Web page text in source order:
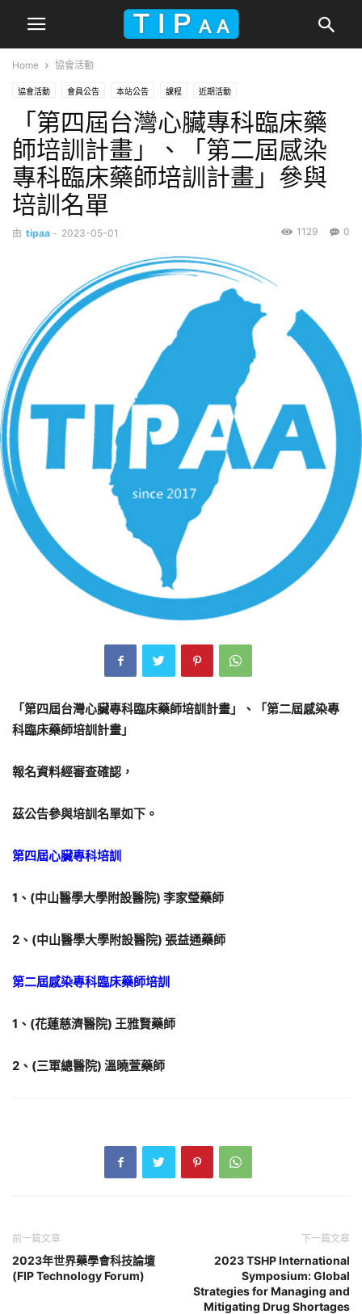
Home 協會活動
協會活動 會員公告 本站公告 課程 近期活動
「第四屆台灣心臟專科臨床藥
師培訓計畫」、「第二屆感染
專科臨床藥師培訓計畫」參與
培訓名單
由 tipaa - 2023-05-01 0
1129
「第四屆台灣心臟專科臨床藥師培訓計畫」、「第二屆感染專
科臨床藥師培訓計畫」
報名資料經審查確認，
茲公告參與培訓名單如下。
第四屆心臟專科培訓
1、(中山醫學大學附設醫院) 李家瑩藥師
2、(中山醫學大學附設醫院) 張益通藥師
第二屆感染專科臨床藥師培訓
1、(花蓮慈濟醫院) 王雅賢藥師
2、(三軍總醫院) 溫曉萱藥師
前一篇文章
2023年世界藥學會科技論壇
(FIP Technology Forum)
下一篇文章
2023 TSHP International
Symposium: Global
Strategies for Managing and
Mitigating Drug Shortages